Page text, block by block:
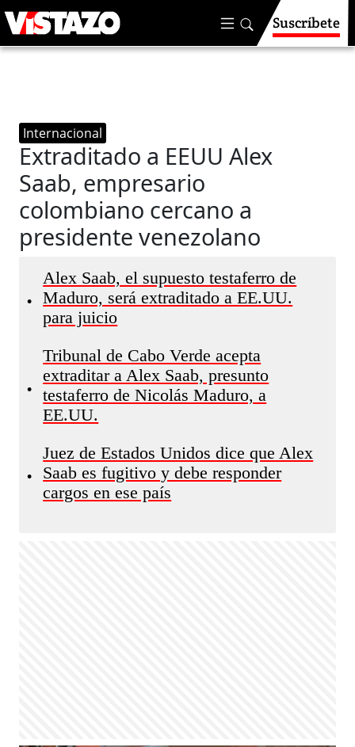
Suscríbete
Internacional
Extraditado a EEUU Alex
Saab, empresario
colombiano cercano a
presidente venezolano
•
Alex Saab, el supuesto testaferro de
Maduro, será extraditado a EE.UU.
para juicio
•
Tribunal de Cabo Verde acepta
extraditar a Alex Saab, presunto
testaferro de Nicolás Maduro, a
EE.UU.
•
Juez de Estados Unidos dice que Alex
Saab es fugitivo y debe responder
cargos en ese país